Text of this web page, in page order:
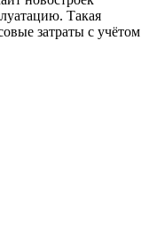
Такая
затраты с учётом